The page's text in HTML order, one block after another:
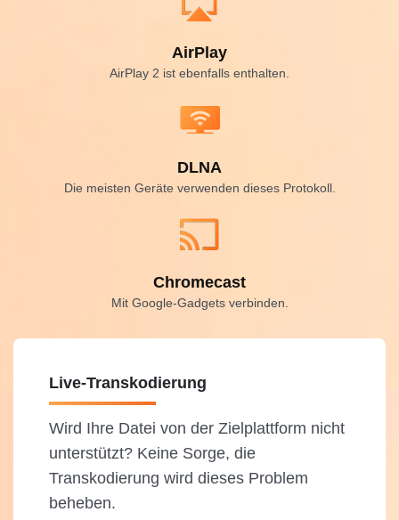
AirPlay
AirPlay 2 ist ebenfalls enthalten.
DLNA
Die meisten Geräte verwenden dieses Protokoll.
Chromecast
Mit Google-Gadgets verbinden.
Live-Transkodierung
Wird Ihre Datei von der Zielplattform nicht
unterstützt? Keine Sorge, die
Transkodierung wird dieses Problem
beheben.